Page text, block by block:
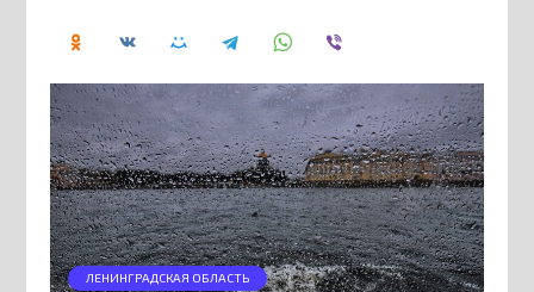
ЛЕНИНГРАДСКАЯ ОБЛАСТЬ